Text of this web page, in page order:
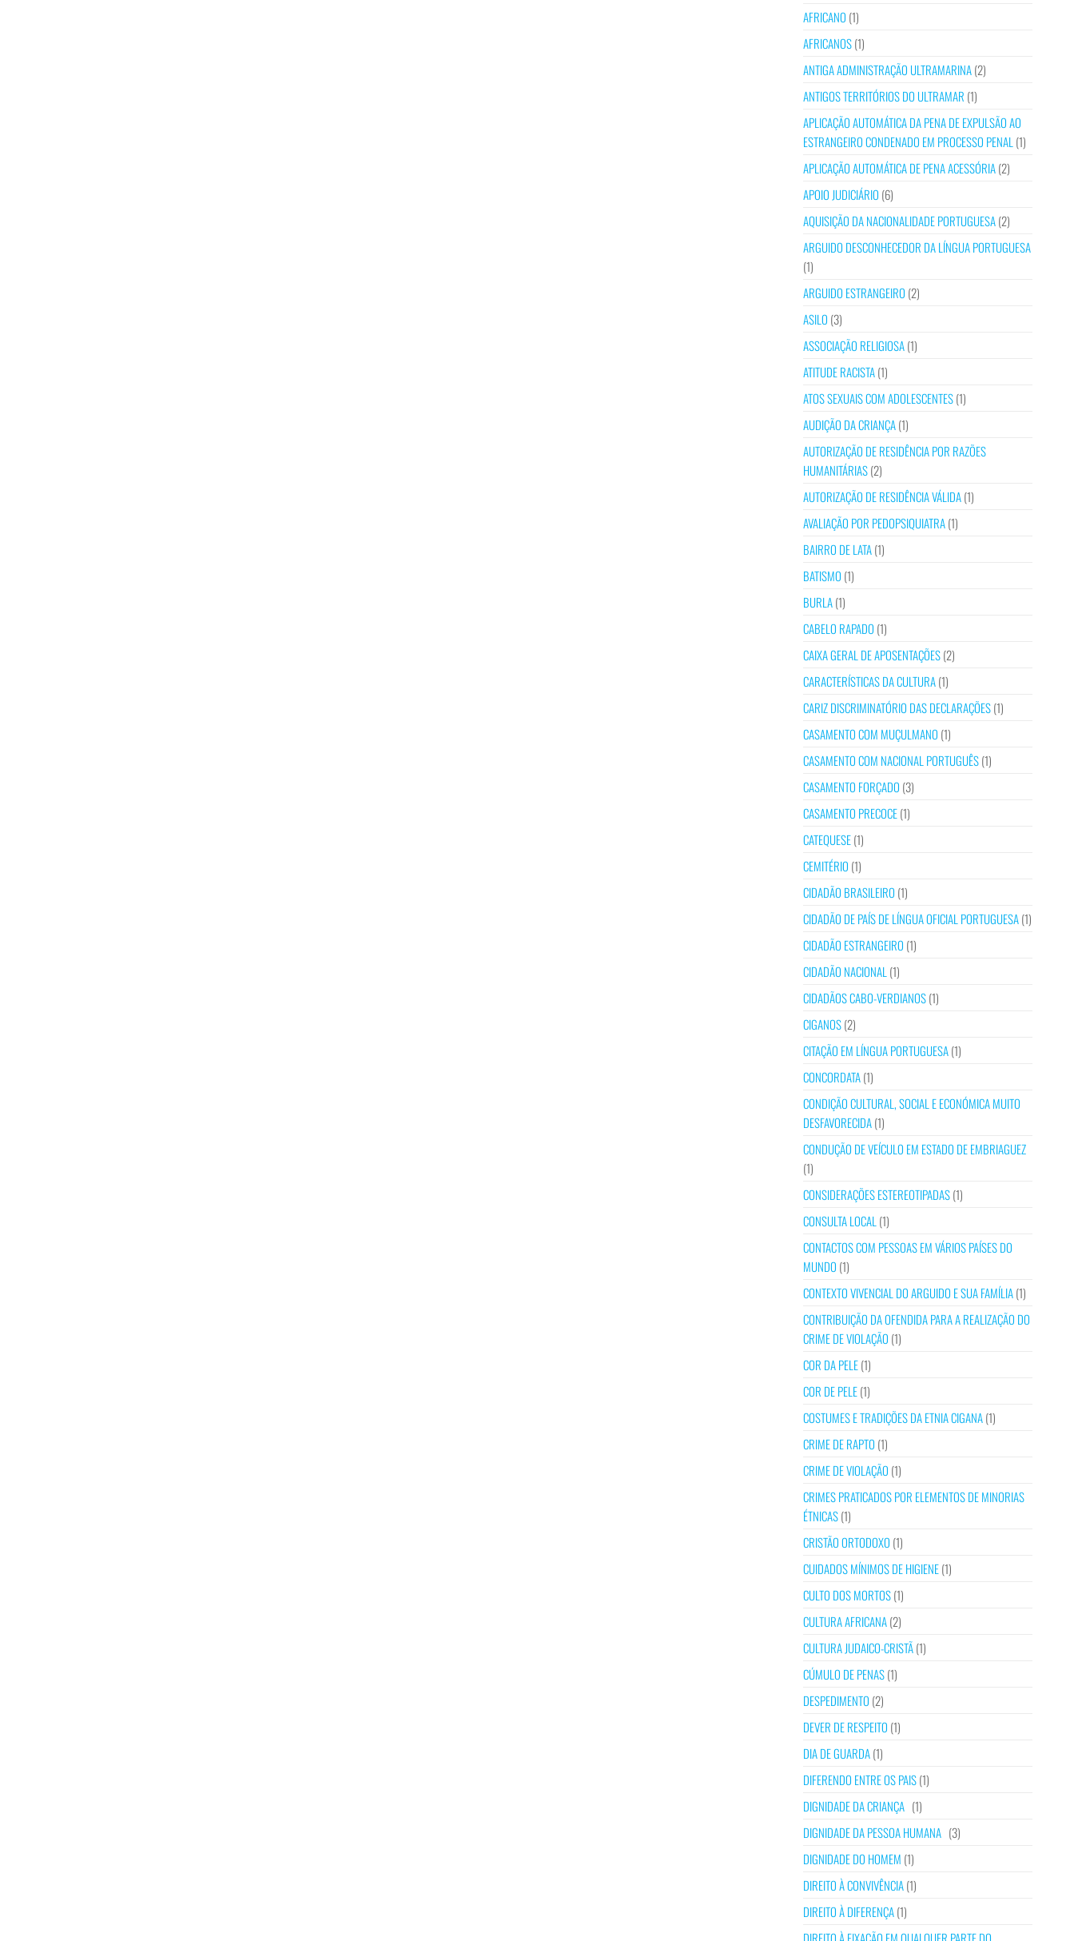
AFRICANO (1)
AFRICANOS(1)
ANTIGA ADMINISTRAÇÃO ULTRAMARINA(2)
ANTIGOS TERRITÓRIOS DO ULTRAMAR (1)
APLICAÇÃO AUTOMÁTICA DA PENA DE EXPULSÃO AO
ESTRANGEIRO CONDENADO EM PROCESSO PENAL (1)
APLICAÇÃO AUTOMÁTICA DE PENA ACESSÓRIA(2)
APOIO JUDICIÁRIO (6)
AQUISIÇÃO DA NACIONALIDADE PORTUGUESA(2)
ARGUIDO DESCONHECEDOR DA LÍNGUA PORTUGUESA
(1)
ARGUIDO ESTRANGEIRO (2)
ASILO (3)
ASSOCIAÇÃO RELIGIOSA(1)
ATITUDE RACISTA(1)
ATOS SEXUAIS COM ADOLESCENTES(1)
AUDIÇÃO DA CRIANÇA(1)
AUTORIZAÇÃO DE RESIDÊNCIA POR RAZÕES
HUMANITÁRIAS(2)
AUTORIZAÇÃO DE RESIDÊNCIA VÁLIDA(1)
AVALIAÇÃO POR PEDOPSIQUIATRA(1)
BAIRRO DE LATA(1)
BATISMO (1)
BURLA(1)
CABELO RAPADO (1)
CAIXA GERAL DE APOSENTAÇÕES(2)
CARACTERÍSTICAS DA CULTURA(1)
CARIZ DISCRIMINATÓRIO DAS DECLARAÇÕES(1)
CASAMENTO COM MUÇULMANO (1)
CASAMENTO COM NACIONAL PORTUGUÊS(1)
CASAMENTO FORÇADO (3)
CASAMENTO PRECOCE(1)
CATEQUESE(1)
CEMITÉRIO (1)
CIDADÃO BRASILEIRO (1)
CIDADÃO DE PAÍS DE LÍNGUA OFICIAL PORTUGUESA(1)
CIDADÃO ESTRANGEIRO (1)
CIDADÃO NACIONAL (1)
CIDADÃOS CABO-VERDIANOS(1)
CIGANOS(2)
CITAÇÃO EM LÍNGUA PORTUGUESA(1)
CONCORDATA(1)
CONDIÇÃO CULTURAL, SOCIAL E ECONÓMICA MUITO
DESFAVORECIDA(1)
CONDUÇÃO DE VEÍCULO EM ESTADO DE EMBRIAGUEZ
(1)
CONSIDERAÇÕES ESTEREOTIPADAS(1)
CONSULTA LOCAL (1)
CONTACTOS COM PESSOAS EM VÁRIOS PAÍSES DO
MUNDO (1)
CONTEXTO VIVENCIAL DO ARGUIDO E SUA FAMÍLIA(1)
CONTRIBUIÇÃO DA OFENDIDA PARA A REALIZAÇÃO DO
CRIME DE VIOLAÇÃO (1)
COR DA PELE(1)
COR DE PELE(1)
COSTUMES E TRADIÇÕES DA ETNIA CIGANA(1)
CRIME DE RAPTO (1)
CRIME DE VIOLAÇÃO (1)
CRIMES PRATICADOS POR ELEMENTOS DE MINORIAS
ÉTNICAS(1)
CRISTÃO ORTODOXO (1)
CUIDADOS MÍNIMOS DE HIGIENE(1)
CULTO DOS MORTOS(1)
CULTURA AFRICANA(2)
CULTURA JUDAICO-CRISTÃ(1)
CÚMULO DE PENAS(1)
DESPEDIMENTO (2)
DEVER DE RESPEITO (1)
DIA DE GUARDA(1)
DIFERENDO ENTRE OS PAIS(1)
DIGNIDADE DA CRIANÇA (1)
DIGNIDADE DA PESSOA HUMANA (3)
DIGNIDADE DO HOMEM (1)
DIREITO À CONVIVÊNCIA(1)
DIREITO À DIFERENÇA(1)